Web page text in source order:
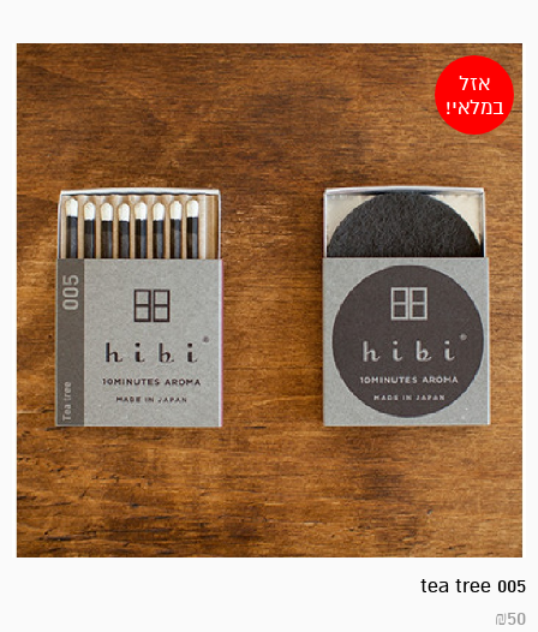
אזל
במלאי!
tea tree 005
₪50